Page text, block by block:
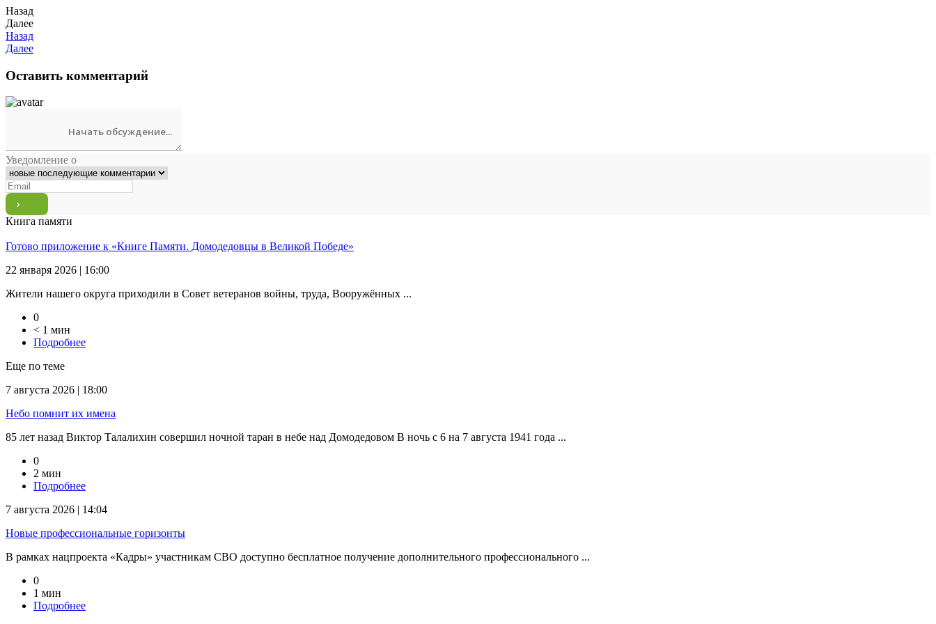
Назад
Далее
Назад
Далее
Оставить комментарий
Уведомление о
Книга памяти
Готово приложение к «Книге Памяти. Домодедовцы в Великой Победе»
22 января 2026 | 16:00
Жители нашего округа приходили в Совет ветеранов войны, труда, Вооружённых ...
0
< 1 мин
Подробнее
Еще по теме
7 августа 2026 | 18:00
Небо помнит их имена
85 лет назад Виктор Талалихин совершил ночной таран в небе над Домодедовом В ночь с 6 на 7 августа 1941 года ...
0
2 мин
Подробнее
7 августа 2026 | 14:04
Новые профессиональные горизонты
В рамках нацпроекта «Кадры» участникам СВО доступно бесплатное получение дополнительного профессионального ...
0
1 мин
Подробнее